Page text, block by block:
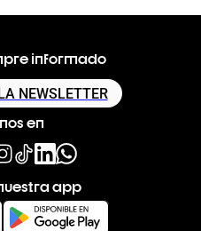
informado
NEWSLETTER
en
app